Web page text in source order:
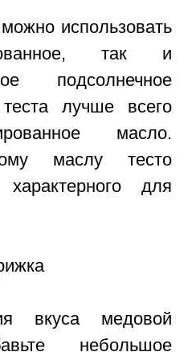
использовать
так и
подсолнечное
лучше всего
масло.
маслу тесто
для
вкуса медовой
небольшое